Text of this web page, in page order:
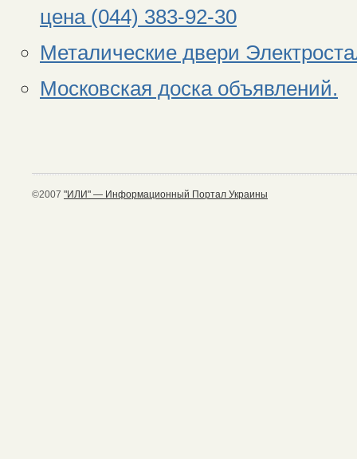
цена (044) 383-92-30
Металические двери
Московская доска объявлений.
©2007 "ИЛИ" — Информационный Портал Украины